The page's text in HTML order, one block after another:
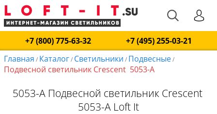
+7 (800) 775-63-32
+7 (495) 255-03-21
Главная / Каталог/ Светильники / Подвесные/
Подвесной светильник Crescent 5053-A
5053-A Подвесной светильник Crescent
5053-A Loft It